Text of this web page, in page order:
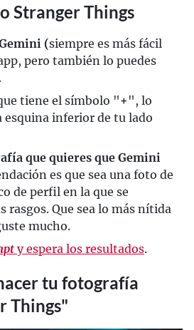
Stranger Things
(siempre es más fácil
pero también lo puedes
tiene el símbolo "+ ", lo
esquina inferior de tu lado
que quieres que Gemini
es que sea una foto de
de perfil en la que se
rasgos. Que sea lo más nítida
mucho.
y espera los resultados.
tu fotografía
Things"